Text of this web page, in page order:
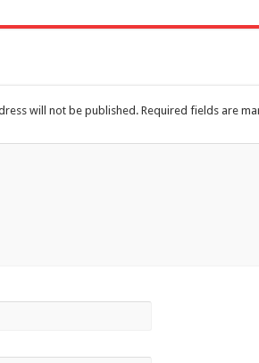
will not be published. Required fields are